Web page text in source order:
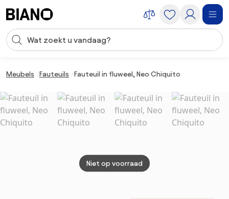
Zoekopdracht invoeren
Meubels Fauteuils Fauteuil in fluweel, Neo Chiquito
Niet op voorraad